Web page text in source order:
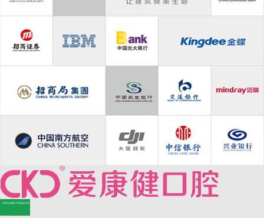
—香港长者医疗券指定牙科